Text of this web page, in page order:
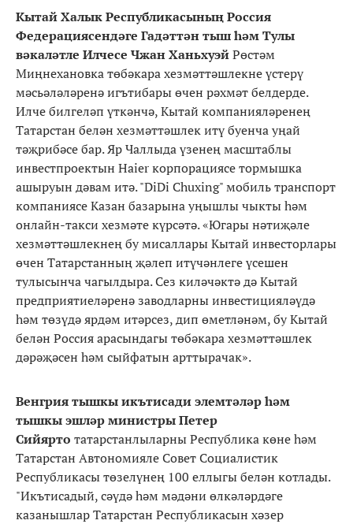
Кытай Халык Республикасының Россия
Федерациясендәге Гадәттән тыш һәм Тулы
вәкаләтле Илчесе Чжан ХаньхуэйРөстәм
Миңнехановка төбәкара хезмәттәшлекне үстерү
мәсьәләләренә игътибары өчен рәхмәт белдерде.
Илче билгеләп үткәнчә, Кытай компанияләренең
Татарстан белән хезмәттәшлек итү буенча уңай
тәҗрибәсе бар. Яр Чаллыда үзенең масштаблы
инвестпроектын Haier корпорациясе тормышка
ашыруын дәвам итә. "DiDi Chuxing" мобиль транспорт
компаниясе Казан базарына уңышлы чыкты һәм
онлайн-такси хезмәте күрсәтә. «Югары нәтиҗәле
хезмәттәшлекнең бу мисаллары Кытай инвесторлары
өчен Татарстанның җәлеп итүчәнлеге үсешен
тулысынча чагылдыра. Сез киләчәктә дә Кытай
предприятиеләренә заводларны инвестицияләүдә
һәм төзүдә ярдәм итәрсез, дип өметләнәм, бу Кытай
белән Россия арасындагы төбәкара хезмәттәшлек
дәрәҗәсен һәм сыйфатын арттырачак».
Венгрия тышкы икътисади элемтәләр һәм
тышкы эшләр министры Петер
Сийярто татарстанлыларны Республика көне һәм
Татарстан Автономияле Совет Социалистик
Республикасы төзелүнең 100 еллыгы белән котлады.
"Икътисадый, сәүдә һәм мәдәни өлкәләрдәге
казанышлар Татарстан Республикасын хәзер